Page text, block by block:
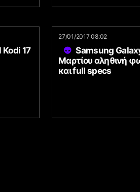
17
27/01/2017 08:02
Samsung
Μαρτίου αληθινή
και full specs